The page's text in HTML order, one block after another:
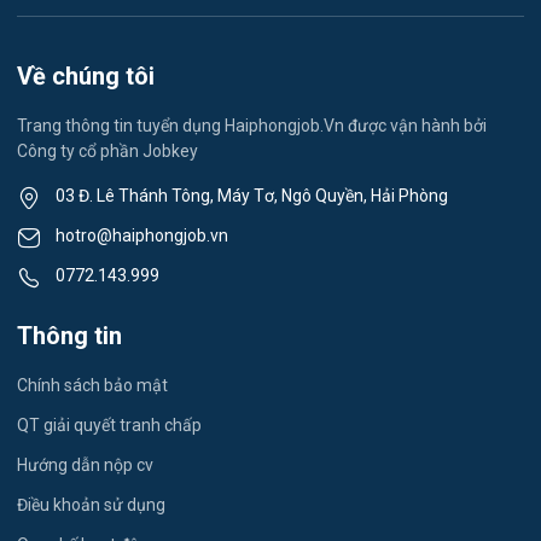
Lái xe
Tiếng Nhật
Du lịch
Công nhân
Thời Vụ
Việc làm Nam Đồng
Việc làm Tân Hưng
Việc làm Ái Quốc
Việc làm Chu Văn An
Về chúng tôi
Trang thông tin tuyển dụng Haiphongjob.Vn được vận hành bởi
Công ty cổ phần Jobkey
03 Đ. Lê Thánh Tông, Máy Tơ, Ngô Quyền, Hải Phòng
hotro@haiphongjob.vn
0772.143.999
Thông tin
Chính sách bảo mật
QT giải quyết tranh chấp
Hướng dẫn nộp cv
Điều khoản sử dụng